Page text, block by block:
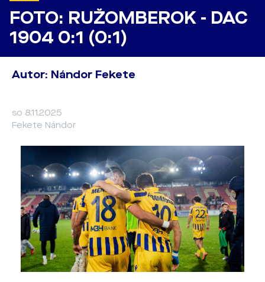
FOTO: RUŽOMBEROK - DAC
1904 0:1 (0:1)
Autor: Nándor Fekete
so 8.11.2025
Fekete Nándor